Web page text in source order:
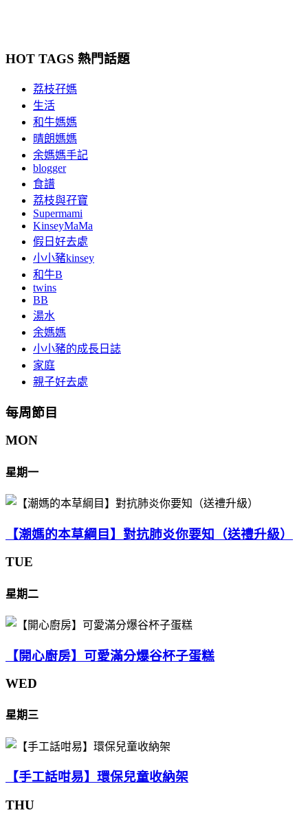
HOT TAGS 熱門話題
荔枝孖媽
生活
和牛媽媽
晴朗媽媽
余媽媽手記
blogger
食譜
荔枝與孖寶
Supermami
KinseyMaMa
假日好去處
小小豬kinsey
和牛B
twins
BB
湯水
余媽媽
小小豬的成長日誌
家庭
親子好去處
每周節目
MON
星期一
【潮媽的本草綱目】對抗肺炎你要知（送禮升級）
TUE
星期二
【開心廚房】可愛滿分爆谷杯子蛋糕
WED
星期三
【手工話咁易】環保兒童收納架
THU